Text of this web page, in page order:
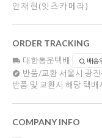
안재현(잇츠카메라)
ORDER TRACKING
대한통운택배 배송
반품/교환 서울시 광
반품 및 교환시 해당 택
COMPANY INFO